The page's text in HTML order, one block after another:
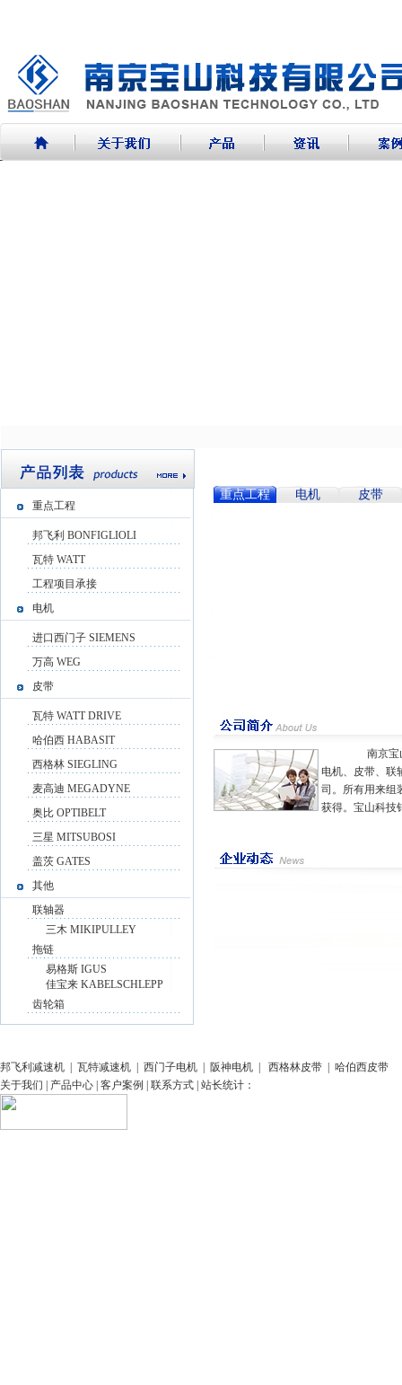
重点工程
邦飞利 BONFIGLIOLI
瓦特 WATT
工程项目承接
电机
进口西门子 SIEMENS
万高 WEG
皮带
瓦特 WATT DRIVE
哈伯西 HABASIT
西格林 SIEGLING
麦高迪 MEGADYNE
奥比 OPTIBELT
三星 MITSUBOSI
盖茨 GATES
其他
联轴器
三木 MIKIPULLEY
拖链
易格斯 IGUS
佳宝来 KABELSCHLEPP
齿轮箱
重点工程 电机 皮带
南京宝山科
电机、皮带、联
司。所有用来组
获得。宝山科技
邦飞利减速机 瓦特减速机 西门子电机 阪神电机 西格林皮带
哈伯西皮带
关于我们
产品中心 客户案例 联系方式 | 站长统计：